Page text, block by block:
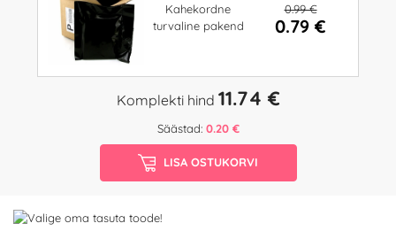
Kahekordne
turvaline pakend
0.99 €
0.79 €
Komplekti hind 11.74 €
Säästad: 0.20 €
LISA OSTUKORVI